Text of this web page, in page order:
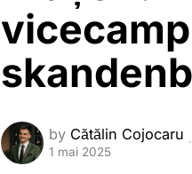
by Cătălin Cojocaru
1 mai 2025